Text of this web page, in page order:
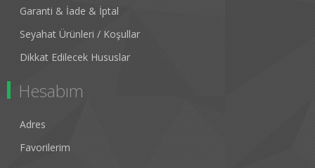
Garanti & İade & İptal
Seyahat Ürünleri / Koşullar
Dikkat Edilecek Hususlar
Hesabım
Adres
Favorilerim